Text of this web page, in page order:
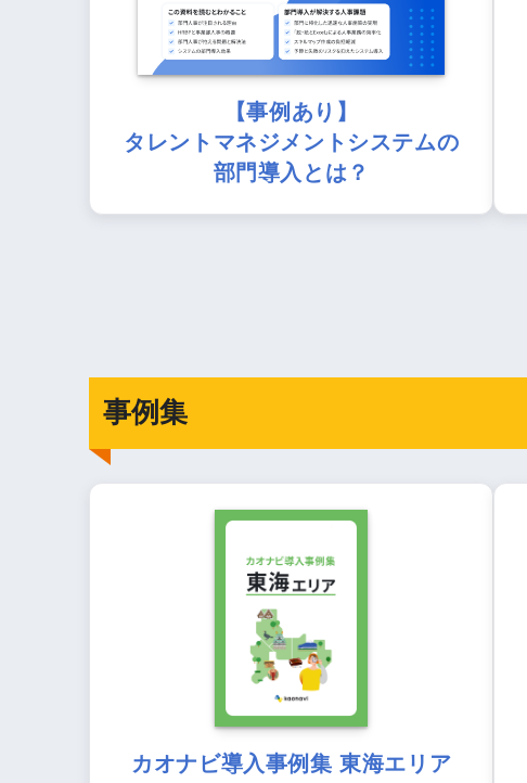
【事例あり】
タレントマネジメントシステムの
部門導入とは？
事例集
カオナビ導入事例集 東海エリア